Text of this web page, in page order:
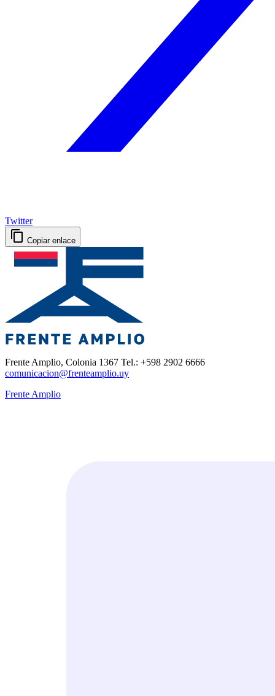
Twitter
Copiar enlace
Frente Amplio, Colonia 1367 Tel.: +598 2902 6666
comunicacion@frenteamplio.uy
Frente Amplio